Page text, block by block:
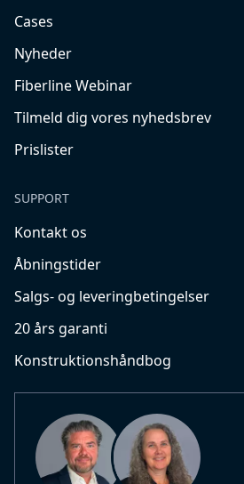
Cases
Nyheder
Fiberline Webinar
Tilmeld dig vores nyhedsbrev
Prislister
SUPPORT
Kontakt os
Åbningstider
Salgs- og leveringbetingelser
20 års garanti
Konstruktionshåndbog